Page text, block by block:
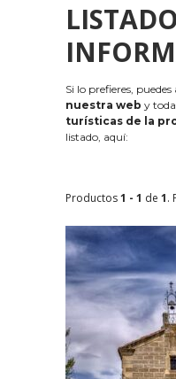
LISTADO
Si lo prefieres, puedes
nuestra web y
turísticas de la
listado, aquí:
Productos1 - 1 de 1.